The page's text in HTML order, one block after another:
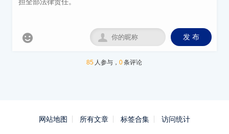
 发 布

85 人参与，0条评论
网站地图 所有文章 标签合集 访问统计